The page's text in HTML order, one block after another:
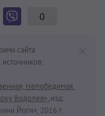
0
сайта
Непобедимая.
Водолея», изд:
Йоги», 2016 г.